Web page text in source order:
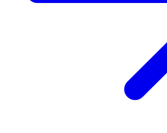
natriumkarboximetylcellulosa,
fettsyror), järnbisglycinat
ytbehandlingsmedel